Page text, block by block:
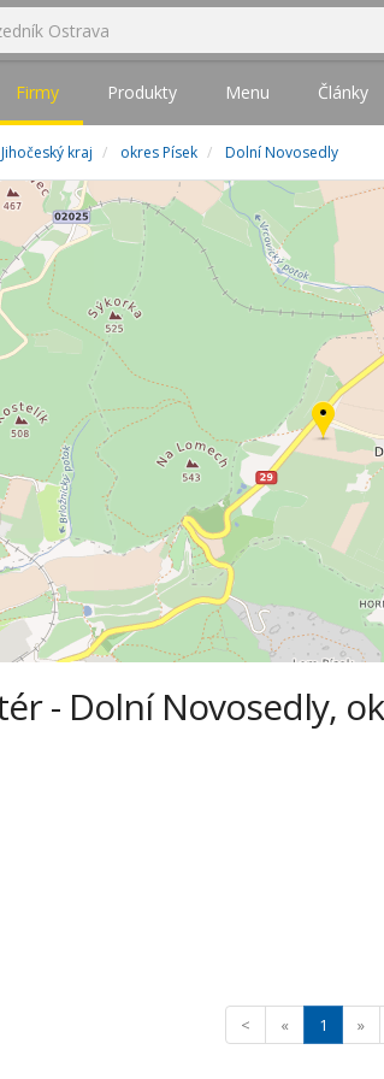
Firmy Produkty Menu Články
Jihočeský kraj okres Písek Dolní Novosedly
- Dolní Novosedly,
< « 1 »